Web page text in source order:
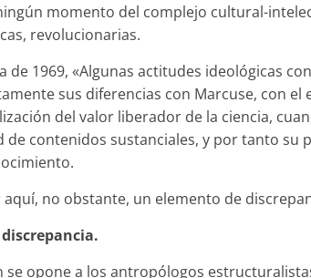
momento del complejo cultural-
revolucionarias.
de 1969, «Algunas actitudes ideológicas
sus diferencias con Marcuse, con
del valor liberador de la ciencia,
de contenidos sustanciales, y por tanto su
no obstante, un elemento de
se opone a los antropólogos